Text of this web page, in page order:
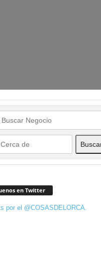
en Twitter
por el @COSASDELORCA.